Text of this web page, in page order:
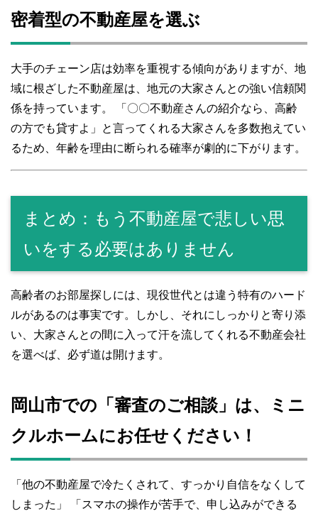
密着型の不動産屋を選ぶ
大手のチェーン店は効率を重視する傾向がありますが、地
域に根ざした不動産屋は、地元の大家さんとの強い信頼関
係を持っています。 「〇〇不動産さんの紹介なら、高齢
の方でも貸すよ」と言ってくれる大家さんを多数抱えてい
るため、年齢を理由に断られる確率が劇的に下がります。
まとめ：もう不動産屋で悲しい思
いをする必要はありません
高齢者のお部屋探しには、現役世代とは違う特有のハード
ルがあるのは事実です。しかし、それにしっかりと寄り添
い、大家さんとの間に入って汗を流してくれる不動産会社
を選べば、必ず道は開けます。
岡山市での「審査のご相談」は、ミニ
クルホームにお任せください！
「他の不動産屋で冷たくされて、すっかり自信をなくして
しまった」 「スマホの操作が苦手で、申し込みができる